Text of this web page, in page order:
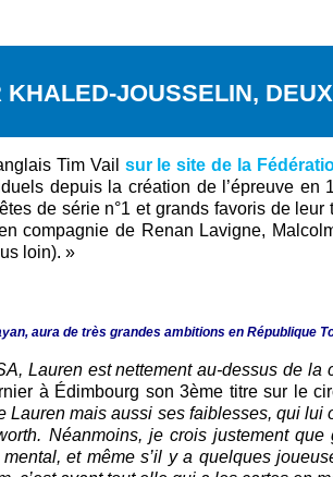
KHALED-JOUSSELIN,
Tim Vail sur le site de la
depuis la création de l’épreuve
de série n°1 et grands favoris de
compagnie de Renan Lavigne,
loin). »
aura de très grandes ambitions en République
Lauren est nettement au-dessus de la
à Édimbourg son 3ème titre sur le
Lauren mais aussi ses faiblesses, qui
Néanmoins, je crois justement
et même s’il y a quelques